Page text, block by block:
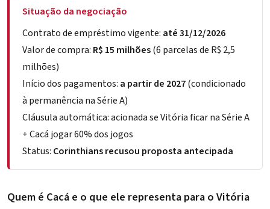
Situação da negociação
Contrato de empréstimo vigente: até 31/12/2026
Valor de compra: R$ 15 milhões(6 parcelas de R$ 2,5
milhões)
Início dos pagamentos: a partir de 2027(condicionado
à permanência na Série A)
Cláusula automática: acionada se Vitória ficar na Série A
+ Cacá jogar 60% dos jogos
Status: Corinthians recusou proposta antecipada
Quem é Cacá e o que ele representa para o Vitória